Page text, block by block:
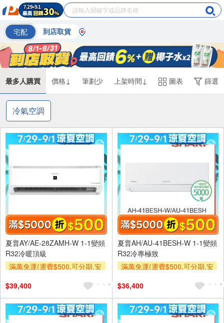
宅配 到店取貨
最多人購買 價格↓ 筆劃少 上架時間↓ 圖表 篩選
冷氣空調
夏普AY/AE-28ZAMH-W 1-1變頻
R32冷暖頂級
滿萬免運(運費$500,可分期,安
及使用6期以上分期0利率,需付
基本安裝運費)
滿額折$500
$39,400
夏普AH/AU-41BESH-W 1-1變頻
R32冷專極致
滿萬免運(運費$500,可分期,安
及使用6期以上分期0利率,需付
基本安裝運費)
滿額折$500
$36,400